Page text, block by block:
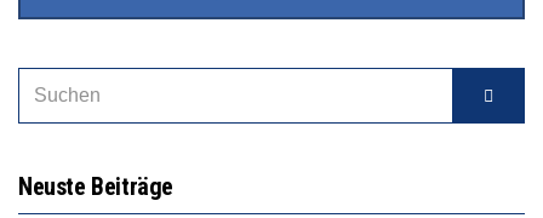
Neuste Beiträge